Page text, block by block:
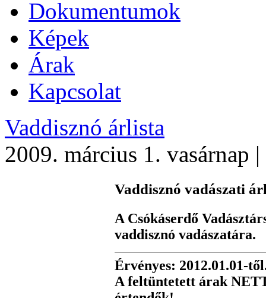
Dokumentumok
Képek
Árak
Kapcsolat
Vaddisznó árlista
2009. március 1. vasárnap
Vaddisznó vadászati
A Csókáserdő
vaddisznó vadászatára.
Érvényes: 2012.01.01-
A feltüntetett árak